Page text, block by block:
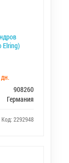
Elring)
908260
Германия
Код: 2292948